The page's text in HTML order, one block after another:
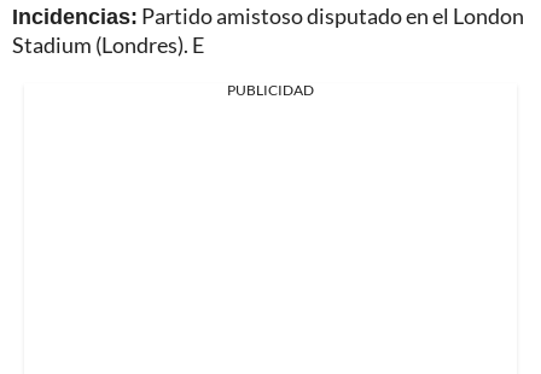
Incidencias: Partido amistoso disputado en el London
Stadium (Londres). E
PUBLICIDAD